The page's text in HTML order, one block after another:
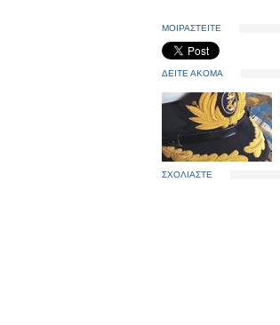
ΜΟΙΡΑΣΤΕΙΤΕ
ΔΕΙΤΕ ΑΚΟΜΑ
ΣΧΟΛΙΑΣΤΕ